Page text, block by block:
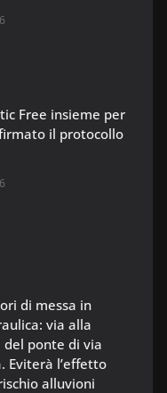
Free insieme per
il protocollo
di messa in
via alla
ponte di via
Eviterà l’effetto
alluvioni